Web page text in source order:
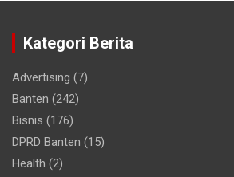
Kategori Berita
Advertising (7)
Banten (242)
Bisnis (176)
DPRD Banten (15)
Health (2)